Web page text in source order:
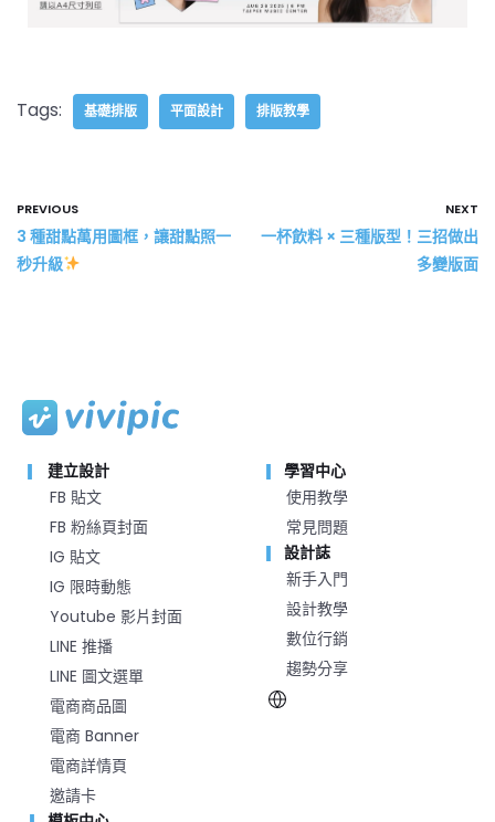
Tags: 基礎排版 平面設計 排版教學
PREVIOUS
3 種甜點萬用圖框，讓甜點照一
秒升級
NEXT
一杯飲料 × 三種版型！三招做出
多變版面
建立設計
FB 貼文
FB 粉絲頁封面
IG 貼文
IG 限時動態
Youtube 影片封面
LINE 推播
LINE 圖文選單
電商商品圖
電商 Banner
電商詳情頁
邀請卡
學習中心
使用教學
常見問題
設計誌
新手入門
設計教學
數位行銷
趨勢分享